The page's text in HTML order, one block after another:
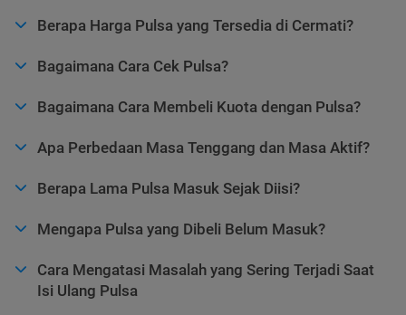
Berapa Harga Pulsa yang Tersedia di Cermati?
Bagaimana Cara Cek Pulsa?
Bagaimana Cara Membeli Kuota dengan Pulsa?
Apa Perbedaan Masa Tenggang dan Masa Aktif?
Berapa Lama Pulsa Masuk Sejak Diisi?
Mengapa Pulsa yang Dibeli Belum Masuk?
Cara Mengatasi Masalah yang Sering Terjadi Saat
Isi Ulang Pulsa